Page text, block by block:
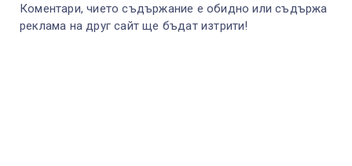
Коментари, чието съдържание е обидно или съдържа
реклама на друг сайт ще бъдат изтрити!